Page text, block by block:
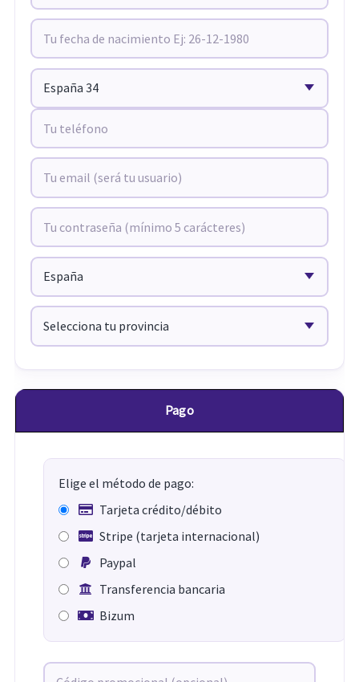
Pago
Elige el método de pago:
Tarjeta crédito/débito
Stripe (tarjeta internacional)
Paypal
Transferencia bancaria
Bizum